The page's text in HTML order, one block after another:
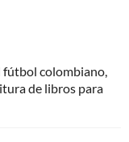
fútbol colombiano,
de libros para